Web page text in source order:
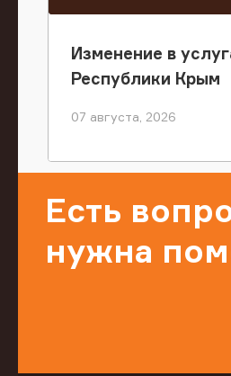
Изменение в
Республики Крым
07 августа, 2026
Есть
нужна